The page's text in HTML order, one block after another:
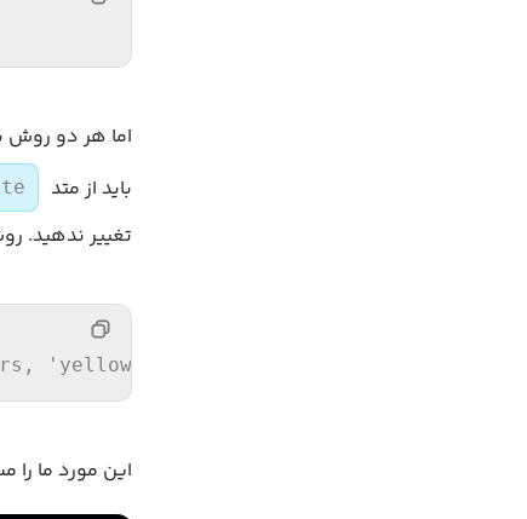
باید از متد
تغییر ندهید.
, 'yellow'
این مورد ما